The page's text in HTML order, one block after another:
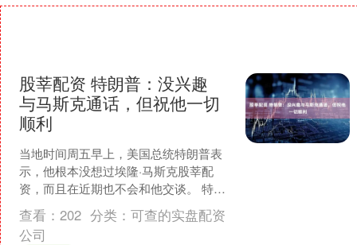
股莘配资 特朗普：没兴趣
与马斯克通话，但祝他一切
顺利
当地时间周五早上，美国总统特朗普表
示，他根本没想过埃隆·马斯克股莘配
资，而且在近期也不会和他交谈。 特朗
普声称：“我根本没想过埃隆。他有问
题，这个可怜的家伙有问....
查看： 202 分类： 可查的实盘配资
公司